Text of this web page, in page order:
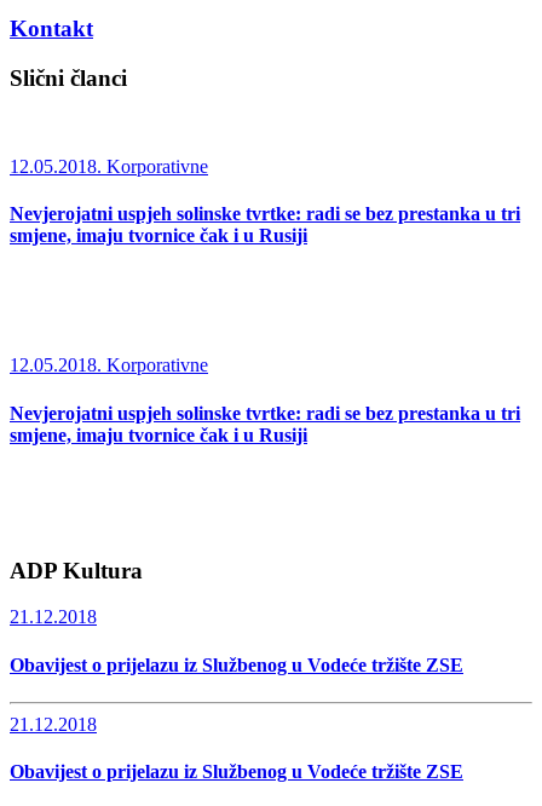
Kontakt
Slični članci
12.05.2018. Korporativne
Nevjerojatni uspjeh solinske tvrtke: radi se bez prestanka u tri
smjene, imaju tvornice čak i u Rusiji
12.05.2018. Korporativne
Nevjerojatni uspjeh solinske tvrtke: radi se bez prestanka u tri
smjene, imaju tvornice čak i u Rusiji
ADP Kultura
21.12.2018
Obavijest o prijelazu iz Službenog u Vodeće tržište ZSE
21.12.2018
Obavijest o prijelazu iz Službenog u Vodeće tržište ZSE